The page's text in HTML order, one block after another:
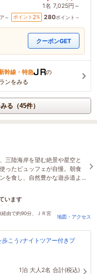
1名 7,025円～
～ ポイント 2% 280ポイント～
クーポンGET
幹線・特急
の
ンをみる
る（45件）
三陸海岸を望む絶景や星空と
ったビュッフェが自慢。朝食
を食し、自然豊かな遊歩道よ
を望む【宮古駅より無料送迎
います
ました
由で約90分、ＪＲ宮
地図・アクセス
歩こう♪ナイトツアー付きプ
1泊 大人2名 合計(税込)